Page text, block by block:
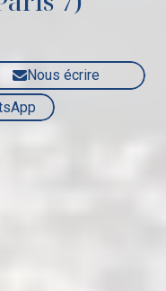
Nous écrire